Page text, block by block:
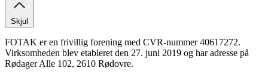
Skjul
FOTAK er en frivillig forening med CVR-nummer 40617272.
Virksomheden blev etableret den 27. juni 2019 og har adresse på
Rødager Alle 102, 2610 Rødovre.